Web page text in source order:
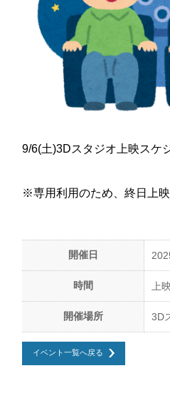
9/6(土)3Dスタジオ上映スケ
※専用利用のため、終日上
開催日
時間 上
開催場所 3D
イベント一覧へ戻る